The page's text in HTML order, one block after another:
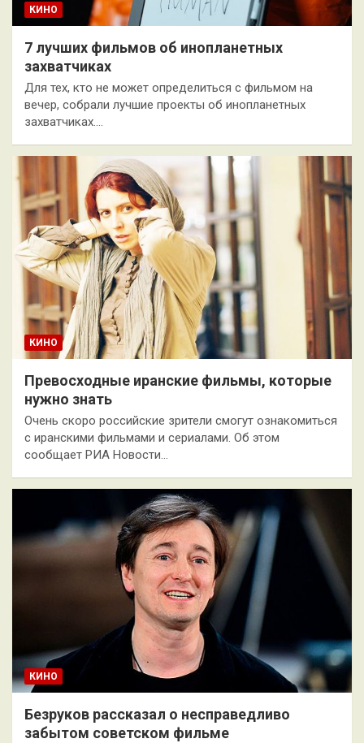
КИНО
7 лучших фильмов об инопланетных
захватчиках
Для тех, кто не может определиться с фильмом на
вечер, собрали лучшие проекты об инопланетных
захватчиках.…
КИНО
Превосходные иранские фильмы, которые
нужно знать
Очень скоро российские зрители смогут ознакомиться
с иранскими фильмами и сериалами. Об этом
сообщает РИА Новости…
КИНО
Безруков рассказал о несправедливо
забытом советском фильме